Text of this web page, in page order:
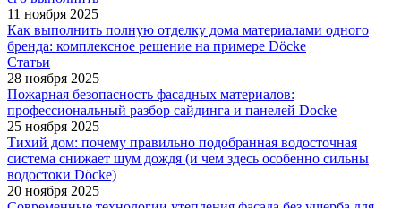
11 ноября 2025
Как выполнить полную отделку дома материалами одного
бренда: комплексное решение на примере Döcke
Статьи
28 ноября 2025
Пожарная безопасность фасадных материалов:
профессиональный разбор сайдинга и панелей Docke
25 ноября 2025
Тихий дом: почему правильно подобранная водосточная
система снижает шум дождя (и чем здесь особенно сильны
водостоки Döcke)
20 ноября 2025